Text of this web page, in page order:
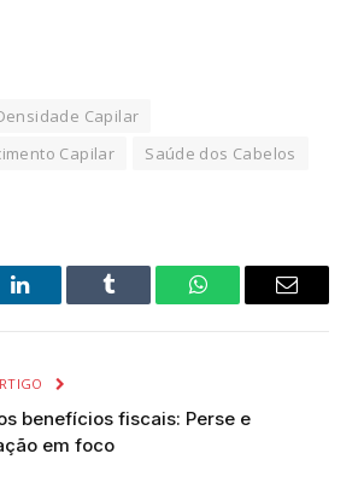
Capilar
Capilar
Saúde dos Cabelos
LinkedIn Tumblr WhatsAppEmail
benefícios fiscais: Perse e
em foco